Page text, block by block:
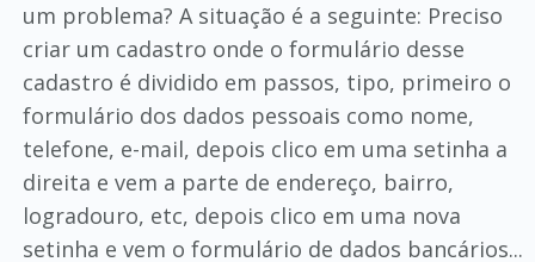
um problema? A situação é a seguinte: Preciso
criar um cadastro onde o formulário desse
cadastro é dividido em passos, tipo, primeiro o
formulário dos dados pessoais como nome,
telefone, e-mail, depois clico em uma setinha a
direita e vem a parte de endereço, bairro,
logradouro, etc, depois clico em uma nova
setinha e vem o formulário de dados bancários...